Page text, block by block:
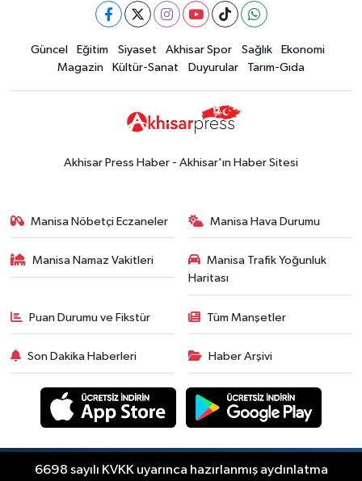
15:02Akhisar'da sıcak hava etkisini
sürdürüyor! İşte 5 günlük hava
Güncel
14:53
Çanakkale'nin tarihini yerinde
yaşadı
Yerel Haber
19:00Kadın ve Çocuk Giyimde Yeni
Dönem: Minik Terzi’den Anne-
Çocuk Stilini Tamamlayan
Koleksiyonlar
Güncel
18:57Akhisar'da Atatürk
Mahallesi'nde yine 6 saatlik elektrik
Güncel Eğitim Siyaset Akhisar Spor Sağlık
Ekonomi
Magazin
Kültür-Sanat Duyurular Tarım-Gıda
Akhisar Press Haber - Akhisar'ın Haber Sitesi
Manisa Nöbetçi Eczaneler Manisa Hava Durumu
Manisa Namaz Vakitleri
Manisa Trafik Yoğunluk
Haritası
Puan Durumu ve Fikstür Tüm Manşetler
Son Dakika Haberleri Haber Arşivi
Copyright © Akhisar Press Haber 2012-2026 Her
6698 sayılı KVKK uyarınca hazırlanmış aydınlatma